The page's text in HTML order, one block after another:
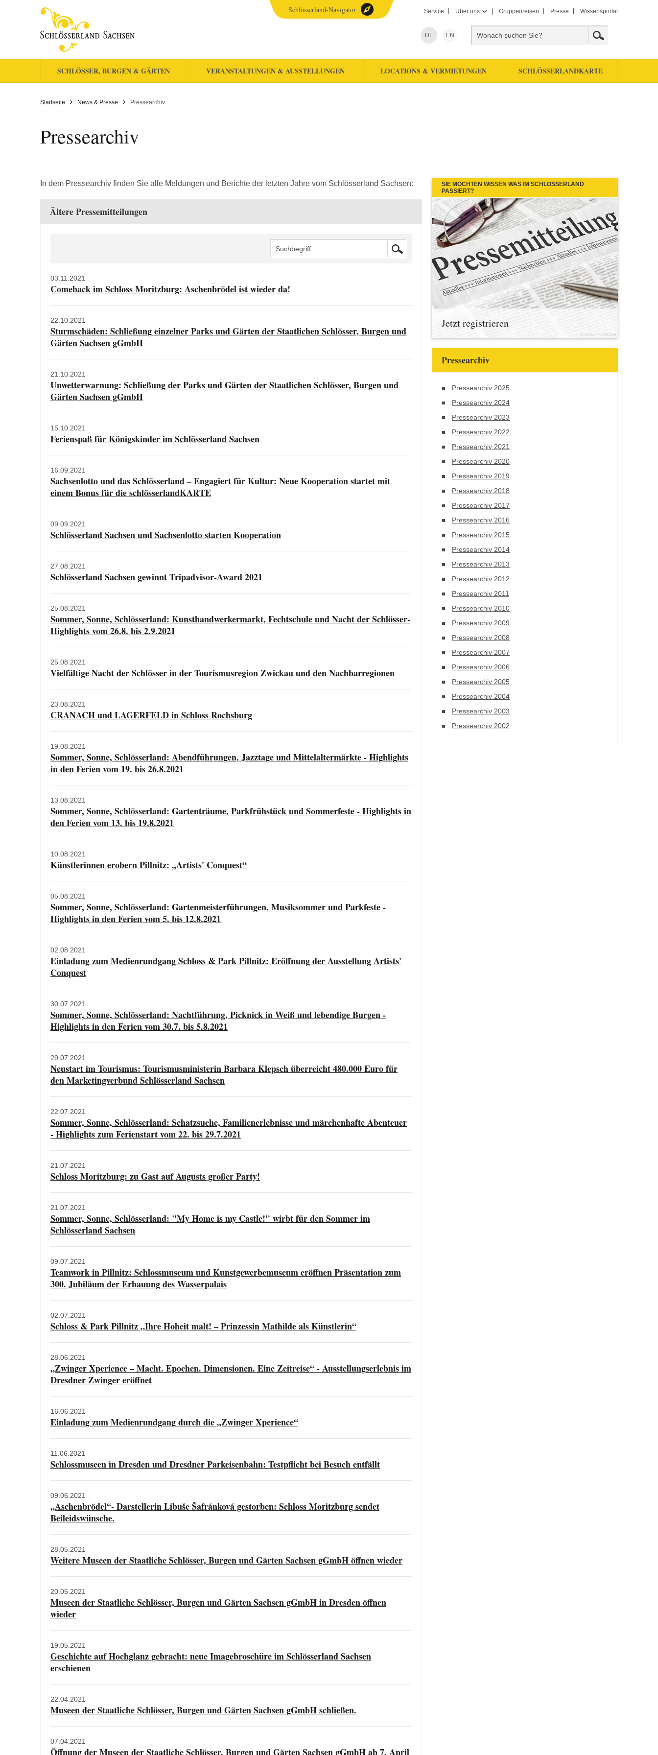
Service Über uns Gruppenreisen Presse Wissensportal
DE EN
SCHLÖSSER, BURGEN & GÄRTEN VERANSTALTUNGEN & AUSSTELLUNGEN LOCATIONS & VERMIETUNGEN SCHLÖSSERLANDKARTE
Schlösserland-Navigator
Startseite News & Presse Pressearchiv
Pressearchiv
In dem Pressearchiv finden Sie alle Meldungen und Berichte der letzten Jahre vom Schlösserland Sachsen:
Ältere Pressemitteilungen
03.11.2021
Comeback im Schloss Moritzburg: Aschenbrödel ist wieder da!
22.10.2021
Sturmschäden: Schließung einzelner Parks und Gärten der Staatlichen Schlösser, Burgen und
Gärten Sachsen gGmbH
21.10.2021
Unwetterwarnung: Schließung der Parks und Gärten der Staatlichen Schlösser, Burgen und
Gärten Sachsen gGmbH
15.10.2021
Ferienspaß für Königskinder im Schlösserland Sachsen
16.09.2021
Sachsenlotto und das Schlösserland – Engagiert für Kultur: Neue Kooperation startet mit
einem Bonus für die schlösserlandKARTE
09.09.2021
Schlösserland Sachsen und Sachsenlotto starten Kooperation
27.08.2021
Schlösserland Sachsen gewinnt Tripadvisor-Award 2021
25.08.2021
Sommer, Sonne, Schlösserland: Kunsthandwerkermarkt, Fechtschule und Nacht der Schlösser-
Highlights vom 26.8. bis 2.9.2021
25.08.2021
Vielfältige Nacht der Schlösser in der Tourismusregion Zwickau und den Nachbarregionen
23.08.2021
CRANACH und LAGERFELD in Schloss Rochsburg
19.08.2021
Sommer, Sonne, Schlösserland: Abendführungen, Jazztage und Mittelaltermärkte - Highlights
in den Ferien vom 19. bis 26.8.2021
13.08.2021
Sommer, Sonne, Schlösserland: Gartenträume, Parkfrühstück und Sommerfeste - Highlights in
den Ferien vom 13. bis 19.8.2021
10.08.2021
Künstlerinnen erobern Pillnitz: „Artists' Conquest“
05.08.2021
Sommer, Sonne, Schlösserland: Gartenmeisterführungen, Musiksommer und Parkfeste -
Highlights in den Ferien vom 5. bis 12.8.2021
02.08.2021
Einladung zum Medienrundgang Schloss & Park Pillnitz: Eröffnung der Ausstellung Artists'
Conquest
30.07.2021
Sommer, Sonne, Schlösserland: Nachtführung, Picknick in Weiß und lebendige Burgen -
Highlights in den Ferien vom 30.7. bis 5.8.2021
29.07.2021
Neustart im Tourismus: Tourismusministerin Barbara Klepsch überreicht 480.000 Euro für
den Marketingverbund Schlösserland Sachsen
22.07.2021
Sommer, Sonne, Schlösserland: Schatzsuche, Familienerlebnisse und märchenhafte Abenteuer
- Highlights zum Ferienstart vom 22. bis 29.7.2021
21.07.2021
Schloss Moritzburg: zu Gast auf Augusts großer Party!
21.07.2021
Sommer, Sonne, Schlösserland: "My Home is my Castle!" wirbt für den Sommer im
Schlösserland Sachsen
09.07.2021
Teamwork in Pillnitz: Schlossmuseum und Kunstgewerbemuseum eröffnen Präsentation zum
300. Jubiläum der Erbauung des Wasserpalais
02.07.2021
Schloss & Park Pillnitz „Ihre Hoheit malt! – Prinzessin Mathilde als Künstlerin“
28.06.2021
„Zwinger Xperience – Macht. Epochen. Dimensionen. Eine Zeitreise“ - Ausstellungserlebnis im
Dresdner Zwinger eröffnet
16.06.2021
Einladung zum Medienrundgang durch die „Zwinger Xperience“
11.06.2021
Schlossmuseen in Dresden und Dresdner Parkeisenbahn: Testpflicht bei Besuch entfällt
09.06.2021
„Aschenbrödel“- Darstellerin Libuše Šafránková gestorben: Schloss Moritzburg sendet
Beileidswünsche.
28.05.2021
Weitere Museen der Staatliche Schlösser, Burgen und Gärten Sachsen gGmbH öffnen wieder
20.05.2021
Museen der Staatliche Schlösser, Burgen und Gärten Sachsen gGmbH in Dresden öffnen
wieder
19.05.2021
Geschichte auf Hochglanz gebracht: neue Imagebroschüre im Schlösserland Sachsen
erschienen
22.04.2021
Museen der Staatliche Schlösser, Burgen und Gärten Sachsen gGmbH schließen.
07.04.2021
Öffnung der Museen der Staatliche Schlösser, Burgen und Gärten Sachsen gGmbH ab 7. April
SIE MÖCHTEN WISSEN WAS IM SCHLÖSSERLAND
PASSIERT?
Jetzt registrieren
Pressearchiv
Pressearchiv 2025
Pressearchiv 2024
Pressearchiv 2023
Pressearchiv 2022
Pressearchiv 2021
Pressearchiv 2020
Pressearchiv 2019
Pressearchiv 2018
Pressearchiv 2017
Pressearchiv 2016
Pressearchiv 2015
Pressearchiv 2014
Pressearchiv 2013
Pressearchiv 2012
Pressearchiv 2011
Pressearchiv 2010
Pressearchiv 2009
Pressearchiv 2008
Pressearchiv 2007
Pressearchiv 2006
Pressearchiv 2005
Pressearchiv 2004
Pressearchiv 2003
Pressearchiv 2002